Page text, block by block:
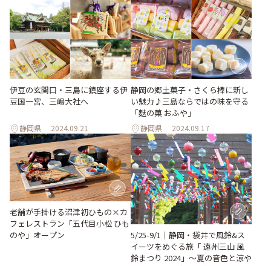
伊豆の玄関口・三島に鎮座する伊
豆国一宮、三嶋大社へ
静岡県 2024.09.21
静岡の郷土菓子・さくら棒に新し
い魅力♪三島ならではの味を守る
「麩の菓 おふや」
静岡県 2024.09.17
老舗が手掛ける沼津初ひもの×カ
フェレストラン「五代目小松 ひも
のや」オープン
5/25-9/1｜静岡・袋井で風鈴&ス
イーツをめぐる旅「 遠州三山 風
鈴まつり 2024」～夏の音色と涼や